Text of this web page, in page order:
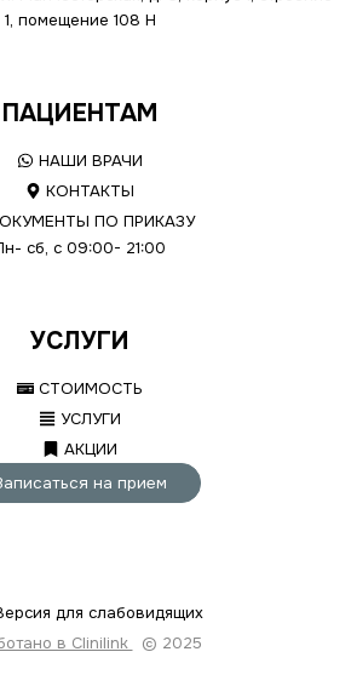
1, помещение 108 Н
ПАЦИЕНТАМ
НАШИ ВРАЧИ
КОНТАКТЫ
ПО ПРИКАЗУ
сб, с 09:00- 21:00
УСЛУГИ
СТОИМОСТЬ
УСЛУГИ
АКЦИИ
на прием
для слабовидящих
в Clinilink
© 2025